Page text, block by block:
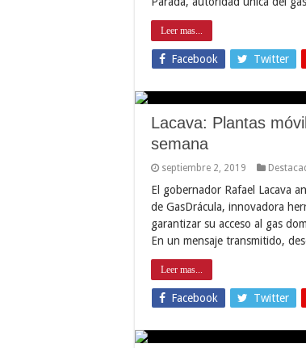
Leer mas...
Facebook Twitter
Lacava: Plantas
semana
septiembre 2, 2019
El gobernador Rafael Lacava
de GasDrácula, innovadora
garantizar su acceso al gas
En un mensaje transmitido,
Leer mas...
Facebook Twitter